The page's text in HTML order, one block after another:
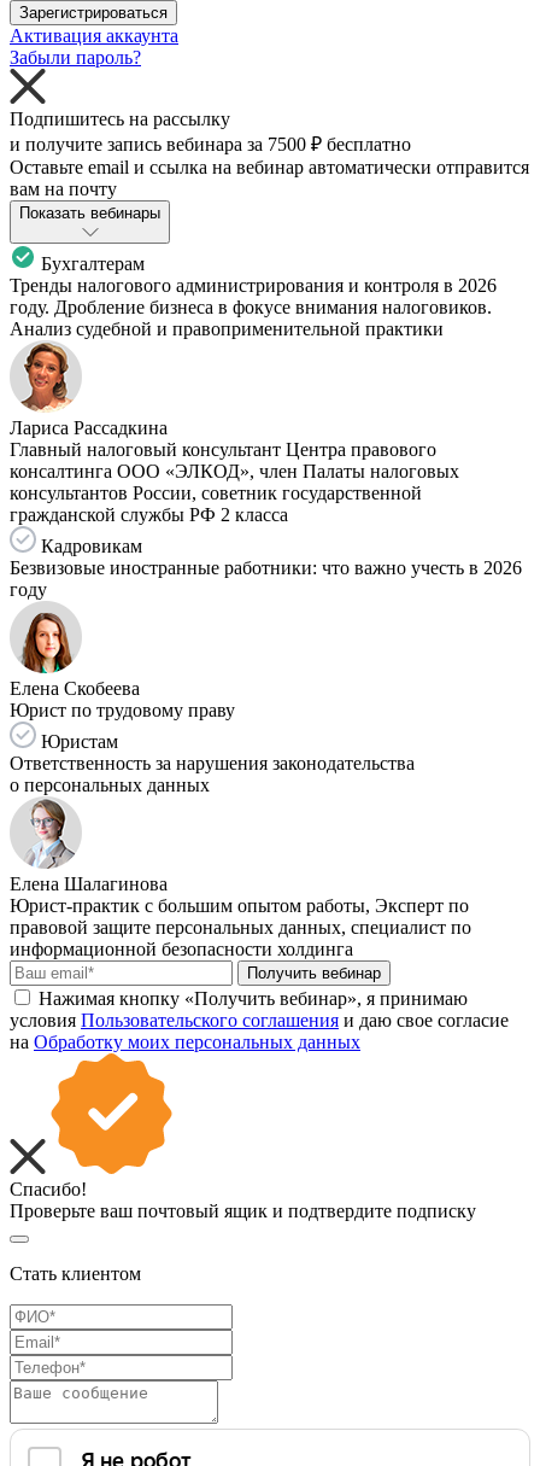
Зарегистрироваться
Активация аккаунта
Забыли пароль?
Подпишитесь на рассылку
и получите запись вебинара за 7500 ₽ бесплатно
Оставьте email и ссылка на вебинар автоматически отправится
вам на почту
Показать вебинары
Бухгалтерам
Тренды налогового администрирования и контроля в 2026
году. Дробление бизнеса в фокусе внимания налоговиков.
Анализ судебной и правоприменительной практики
Лариса Рассадкина
Главный налоговый консультант Центра правового
консалтинга ООО «ЭЛКОД», член Палаты налоговых
консультантов России, советник государственной
гражданской службы РФ 2 класса
Кадровикам
Безвизовые иностранные работники: что важно учесть в 2026
году
Елена Скобеева
Юрист по трудовому праву
Юристам
Ответственность за нарушения законодательства
о персональных данных
Елена Шалагинова
Юрист-практик с большим опытом работы, Эксперт по
правовой защите персональных данных, специалист по
информационной безопасности холдинга
Получить вебинар
Нажимая кнопку «Получить вебинар», я принимаю
условия Пользовательского соглашения и даю свое согласие
на Обработку моих персональных данных
Спасибо!
Проверьте ваш почтовый ящик и подтвердите подписку
Стать клиентом